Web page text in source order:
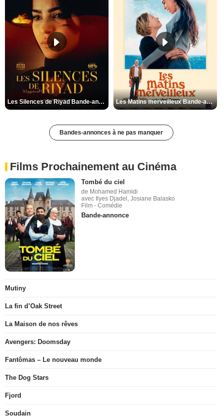
Les Silences de Riyad Bande-annonce VO STFR Les Matins merveilleux Bande-annonce VF
Bandes-annonces à ne pas manquer
Films Prochainement au Cinéma
Tombé du ciel
de Mohamed Hamidi
avec Ilyes Djadel, Josiane Balasko
Film - Comédie
Bande-annonce
Mutiny
La fin d’Oak Street
La Maison de nos rêves
Avengers: Doomsday
Fantômas – Le nouveau monde
The Dog Stars
Fjord
Soudain